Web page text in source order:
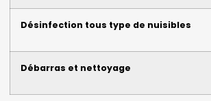
Désinfection tous type de nuisibles
Débarras et nettoyage